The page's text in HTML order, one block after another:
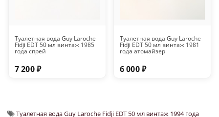
Туалетная вода Guy Laroche
Fidji EDT 50 мл винтаж 1985
года спрей
7 200 ₽
Туалетная вода Guy Laroche
Fidji EDT 50 мл винтаж 1981
года атомайзер
6 000 ₽
Туалетная вода Guy Laroche Fidji EDT 50 мл винтаж 1994 года